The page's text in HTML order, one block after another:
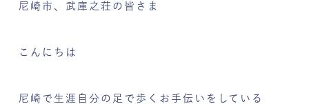
尼崎市、武庫之荘の皆さま
こんにちは
尼崎で生涯自分の足で歩くお手伝いをしている